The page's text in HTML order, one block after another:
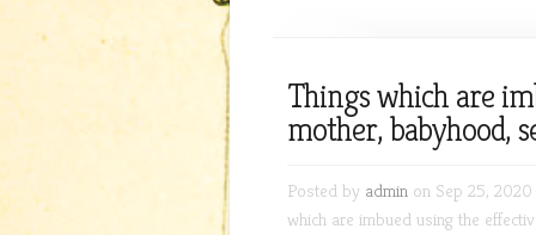
Things which are
mother, babyhood,
Posted by admin on Sep 25, 2020
which are imbued using the